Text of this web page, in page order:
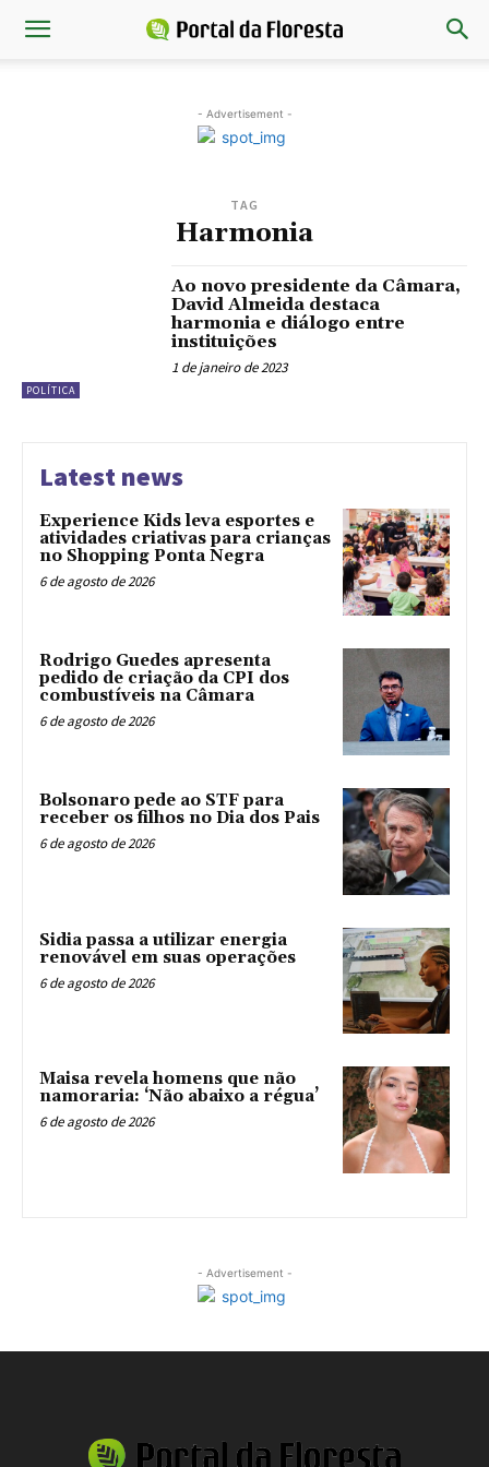
- Advertisement -
TAG
Harmonia
POLÍTICA
Ao novo presidente da Câmara,
David Almeida destaca
harmonia e diálogo entre
instituições
1 de janeiro de 2023
Latest news
Experience Kids leva esportes e
atividades criativas para crianças
no Shopping Ponta Negra
6 de agosto de 2026
Rodrigo Guedes apresenta
pedido de criação da CPI dos
combustíveis na Câmara
6 de agosto de 2026
Bolsonaro pede ao STF para
receber os filhos no Dia dos Pais
6 de agosto de 2026
Sidia passa a utilizar energia
renovável em suas operações
6 de agosto de 2026
Maisa revela homens que não
namoraria: ‘Não abaixo a régua’
6 de agosto de 2026
- Advertisement -